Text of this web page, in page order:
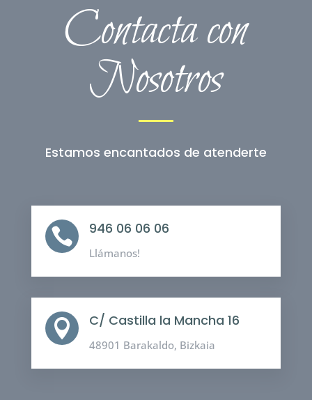
Contacta con
Nosotros
Estamos encantados de atenderte
 946 06 06 06
Llámanos!
 C/ Castilla la Mancha 16
48901 Barakaldo, Bizkaia